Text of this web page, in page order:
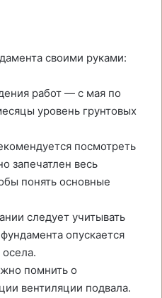
своими руками:
работ — с мая по
уровень грунтовых
посмотреть
запечатлен весь
понять основные
следует учитывать
опускается
помнить о
вентиляции подвала.